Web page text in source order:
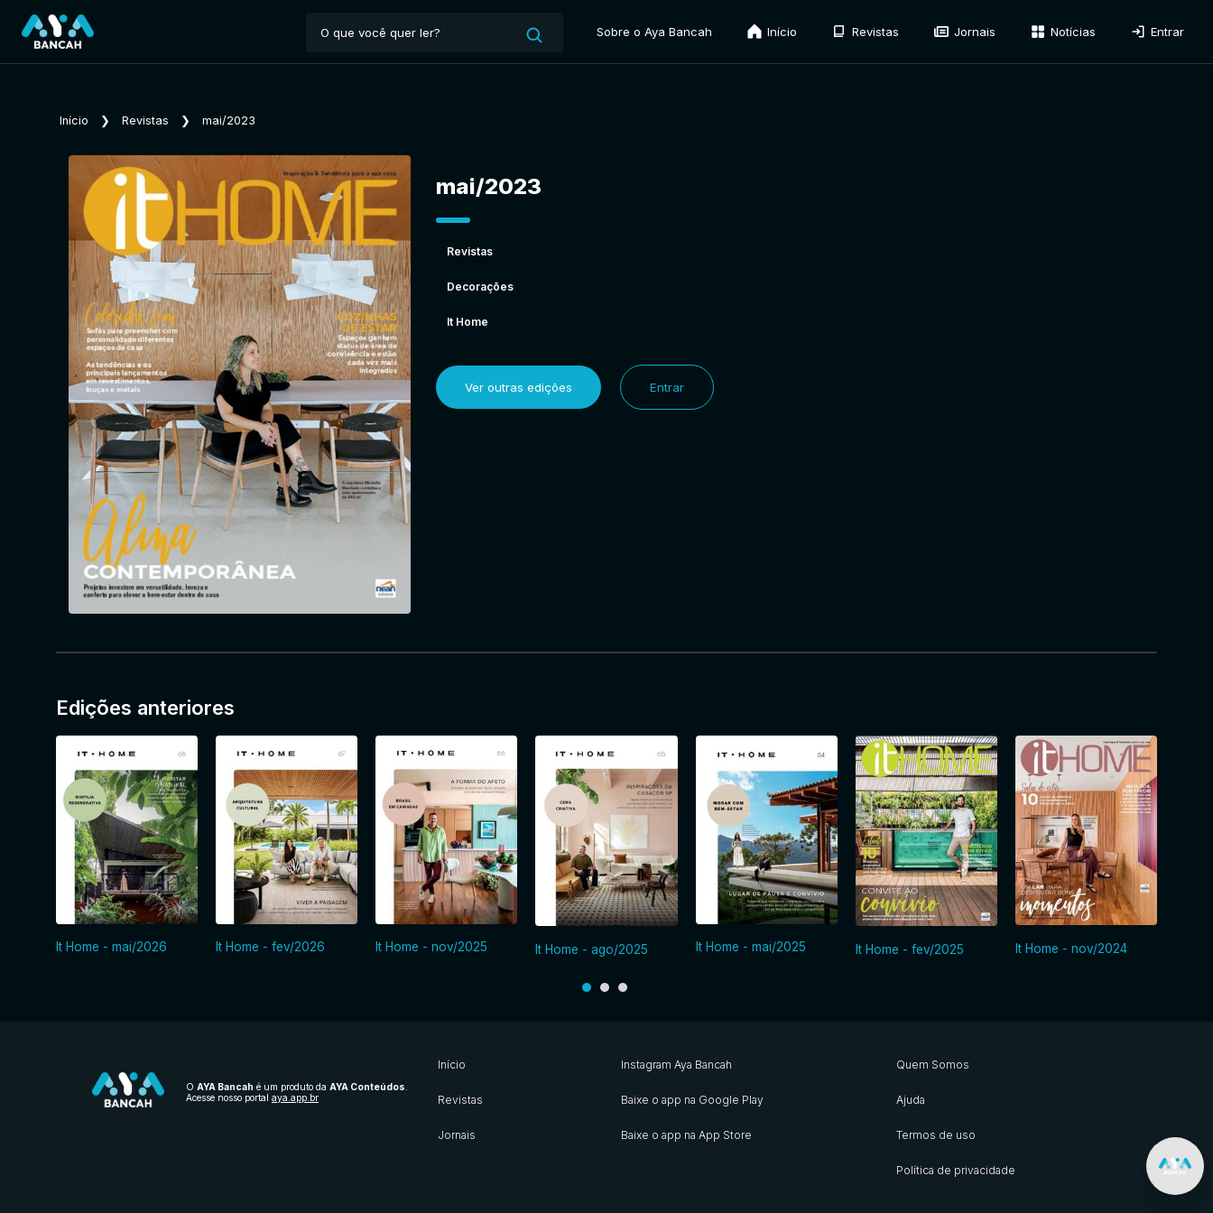
Sobre o Aya Bancah Início Revistas Jornais Notícias Entrar
Início ❯ Revistas ❯ mai/2023
mai/2023
Revistas
Decorações
It Home
Ver outras edições Entrar
Edições anteriores
It Home - mai/2026 It Home - fev/2026 It Home - nov/2025 It Home - ago/2025 It Home - mai/2025 It Home - fev/2025 It Home - nov/2024
O AYA Bancah é um produto da AYA Conteúdos
Acesse nosso portal aya.app.br
Início
Revistas
Jornais
Instagram Aya Bancah
Baixe o app na Google Play
Baixe o app na App Store
Quem Somos
Ajuda
Termos de uso
Política de privacidade